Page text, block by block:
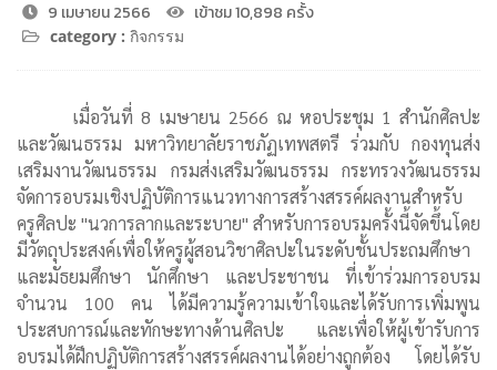
9 เมษายน 2566 เข้าชม 10,898 ครั้ง
category : กิจกรรม
เมื่อวันที่ 8 เมษายน 2566 ณ หอประชุม 1 สำนักศิลปะ
และวัฒนธรรม มหาวิทยาลัยราชภัฏเทพสตรี ร่วมกับ กองทุนส่ง
เสริมงานวัฒนธรรม กรมส่งเสริมวัฒนธรรม กระทรวงวัฒนธรรม
จัดการอบรมเชิงปฏิบัติการแนวทางการสร้างสรรค์ผลงานสำหรับ
ครูศิลปะ "นวการลากและระบาย" สำหรับการอบรมครั้งนี้จัดขึ้นโดย
มีวัตถุประสงค์เพื่อให้ครูผู้สอนวิชาศิลปะในระดับชั้นประถมศึกษา
และมัธยมศึกษา นักศึกษา และประชาชน ที่เข้าร่วมการอบรม
จำนวน 100 คน ได้มีความรู้ความเข้าใจและได้รับการเพิ่มพูน
ประสบการณ์และทักษะทางด้านศิลปะ และเพื่อให้ผู้เข้ารับการ
อบรมได้ฝึกปฏิบัติการสร้างสรรค์ผลงานได้อย่างถูกต้อง โดยได้รับ